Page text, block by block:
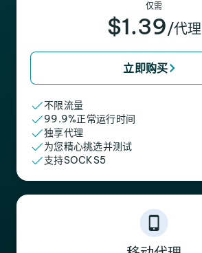
仅需
$1.39/代理
立即购买
不限流量
99.9%正常运行时间
独享代理
为您精心挑选并测试
支持SOCKS5